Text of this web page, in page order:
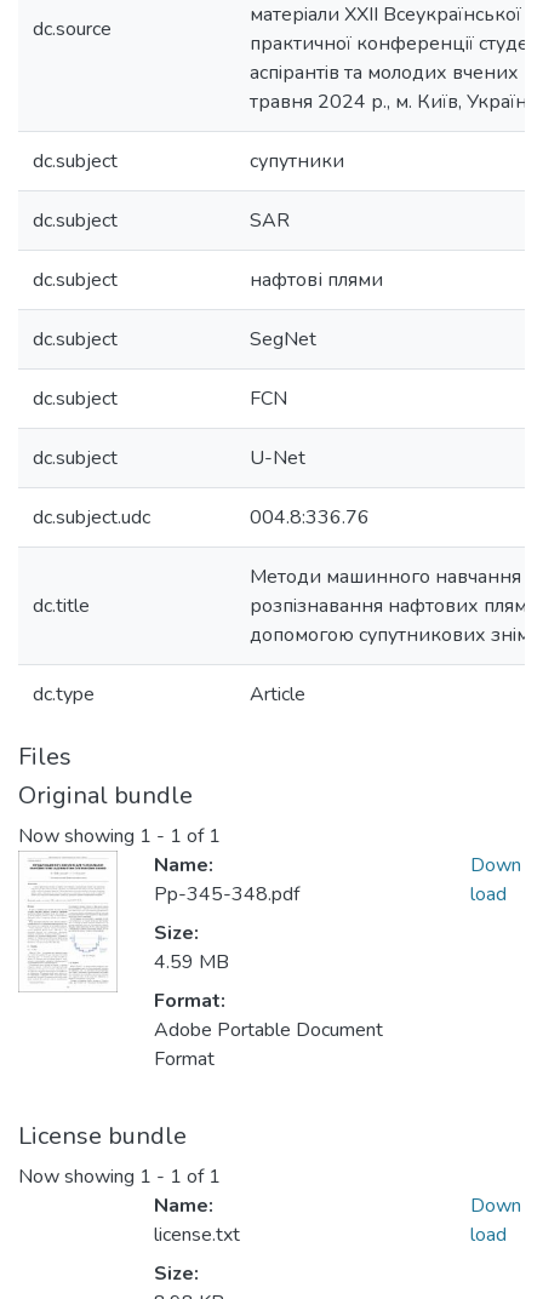
dc.source
матерiали XXII Всеукраїнської
практичної конференцiї
аспiрантiв та молодих вчених
травня 2024 р., м. Київ, Україна)
dc.subject супутники
dc.subject SAR
dc.subject нафтові плями
dc.subject SegNet
dc.subject FCN
dc.subject U-Net
dc.subject.udc 004.8:336.76
dc.title
Методи машинного навчання
розпiзнавання нафтових плям
допомогою супутникових
dc.type Article
Files
Original bundle
Now showing 1 - 1 of 1
Name:
Pp-345-348.pdf
Size:
4.59 MB
Format:
Adobe Portable Document
Format
Down
load
License bundle
Now showing 1 - 1 of 1
Name:
license.txt
Size:
Down
load